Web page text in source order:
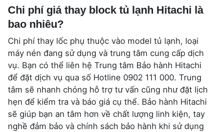
Chi phí giá thay block tủ lạnh Hitachi là
bao nhiêu?
Chi phí thay lốc phụ thuộc vào model tủ lạnh, loại
máy nén đang sử dụng và trung tâm cung cấp dịch
vụ. Bạn có thể liên hệ Trung tâm Bảo hành Hitachi
để đặt dịch vụ qua số Hotline 0902 111 000. Trung
tâm sẽ nhanh chóng hỗ trợ tư vấn cũng như đặt lịch
hẹn để kiểm tra và báo giá cụ thể. Bảo hành Hitachi
sẽ giúp bạn an tâm hơn về chất lượng linh kiện, tay
nghề đảm bảo và chính sách bảo hành khi sử dụng